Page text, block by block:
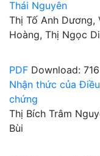
Thái Nguyên
Thị Tố Anh Dương,
Hoàng, Thị Ngọc
PDF Download: 716
Nhận thức của
chứng
Thị Bích Trâm
Bùi